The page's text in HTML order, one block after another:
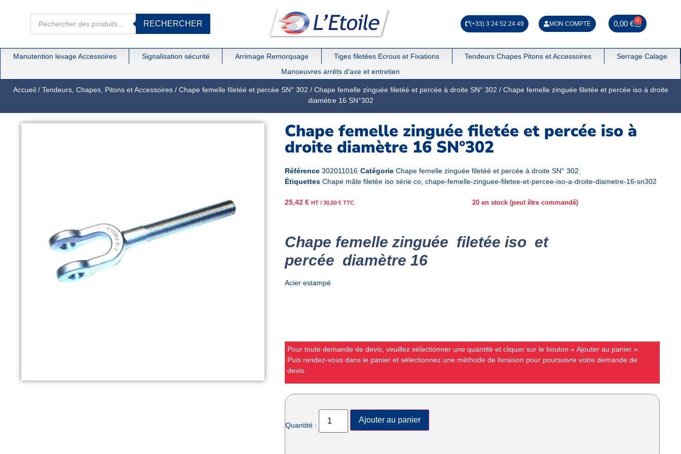
RECHERCHER (+33) 3 24 52 24 49 MON COMPTE 0,00€ 0
Manutention levage Accessoires Signalisation sécurité Arrimage Remorquage Tiges filetées Ecrous et Fixations Tendeurs Chapes Pitons et Accessoires
Serrage Calage
Manoeuvres arrêts d’axe et entretien
Accueil/ Tendeurs, Chapes, Pitons et Accessoires/ Chape femelle filetéé et percée SN° 302 / Chape femelle zinguée filetéé et percée à droite SN° 302 / Chape femelle zinguée filetée et percée iso à droite
diamètre 16 SN°302
Chape femelle zinguée filetée et percée iso à
droite diamètre 16 SN°302
Référence 302011016 Catégorie Chape femelle zinguée filetéé et percée à droite SN° 302
Étiquettes Chape mâle filetée iso série co chape-femelle-zinguee-filetee-et-percee-iso-a-droite-diametre-16-sn302
25,42 € HT / 30,50 € TTC 20 en stock (peut être commandé)
Chape femelle zinguée filetée iso et
percée diamètre 16
Acier estampé
Pour toute demande de devis, veuillez sélectionner une quantité et cliquer sur le bouton « Ajouter au panier ».
Puis rendez-vous dans le panier et sélectionnez une méthode de livraison pour poursuivre votre demande de
devis.
Quantité :
Ajouter au panier